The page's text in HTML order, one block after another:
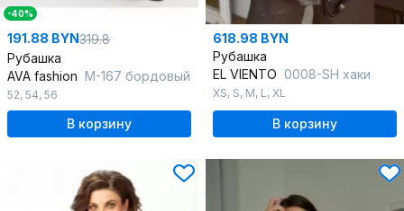
-40%
191.88 BYN319.8
Рубашка
AVA fashion М-167 бордовый
52, 54, 56
В корзину
618.98 BYN
Рубашка
EL VIENTO 0008-SH хаки
XS, S, M, L, XL
В корзину